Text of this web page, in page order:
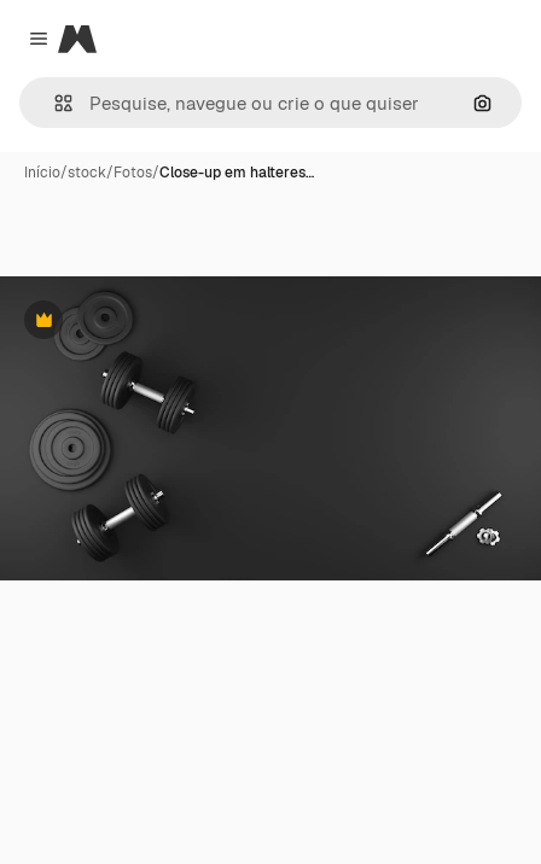
Close menu
Magnific
Início/stock/Fotos/Close-up em halteres…
Premium